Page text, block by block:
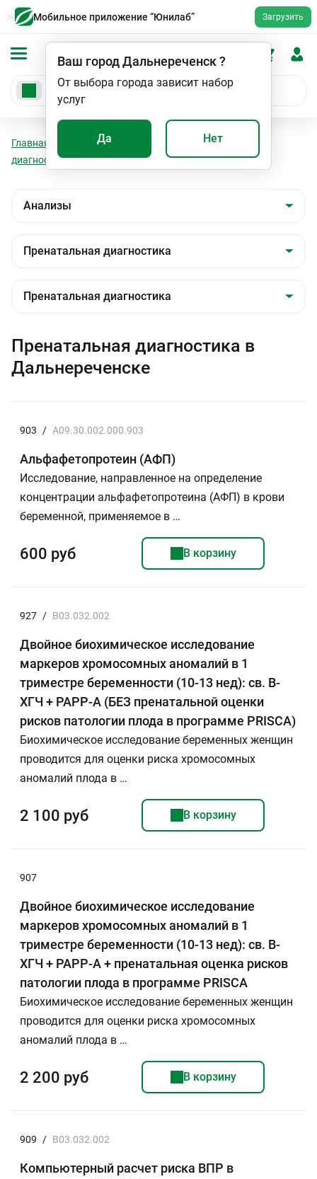
Мобильное приложение “Юнилаб” Загрузить
Ваш городДальнереченск?
От выбора города зависит набор
услуг
Да Нет
Главная Анализы
Пренатальная
диагностика
Пренатальная диагностика
Пренатальная диагностика в
Дальнереченске
903 / A09.30.002.000.903
Альфафетопротеин (АФП)
Исследование, направленное на определение
концентрации альфафетопротеина (АФП) в крови
беременной, применяемое в …
600 руб В корзину
927 / B03.032.002
Двойное биохимическое исследование
маркеров хромосомных аномалий в 1
триместре беременности (10-13 нед): св. В-
ХГЧ + РАРР-А (БЕЗ пренатальной оценки
рисков патологии плода в программе PRISCA)
Биохимическое исследование беременных женщин
проводится для оценки риска хромосомных
аномалий плода в …
2 100 руб В корзину
907
Двойное биохимическое исследование
маркеров хромосомных аномалий в 1
триместре беременности (10-13 нед): св. В-
ХГЧ + РАРР-А + пренатальная оценка рисков
патологии плода в программе PRISCA
Биохимическое исследование беременных женщин
проводится для оценки риска хромосомных
аномалий плода в …
2 200 руб В корзину
909 / B03.032.002
Компьютерный расчет риска ВПР в